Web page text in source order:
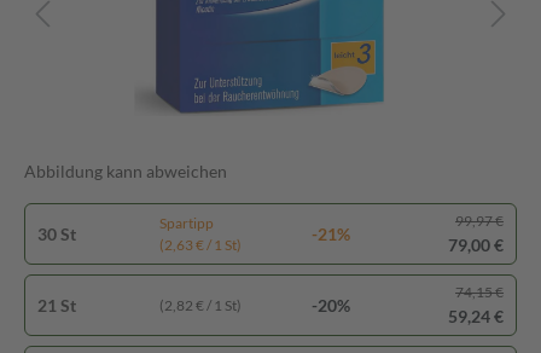
Abbildung kann abweichen
30 St
Spartipp
(2,63 € / 1 St)
-21%
99,97 €
79,00 €
21 St (2,82 € / 1 St) -20%
74,15 €
59,24 €